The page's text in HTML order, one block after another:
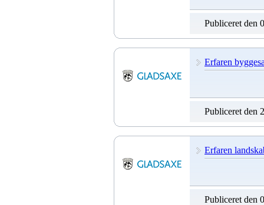
Publiceret den
Erfaren
Publiceret den
Erfaren
Publiceret den